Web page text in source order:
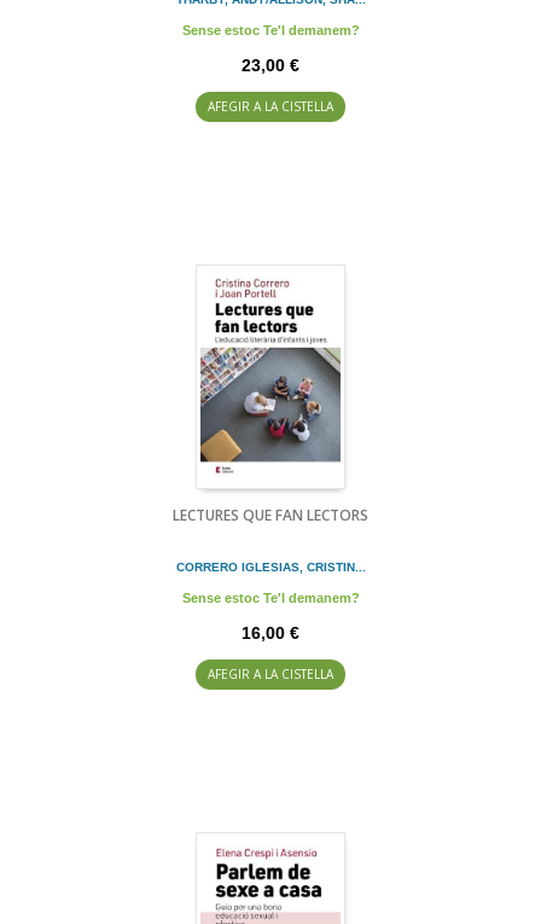
Sense estoc Te'l demanem?
23,00 €
AFEGIR A LA CISTELLA
LECTURES QUE FAN LECTORS
CORRERO IGLESIAS, CRISTIN...
Sense estoc Te'l demanem?
16,00 €
AFEGIR A LA CISTELLA